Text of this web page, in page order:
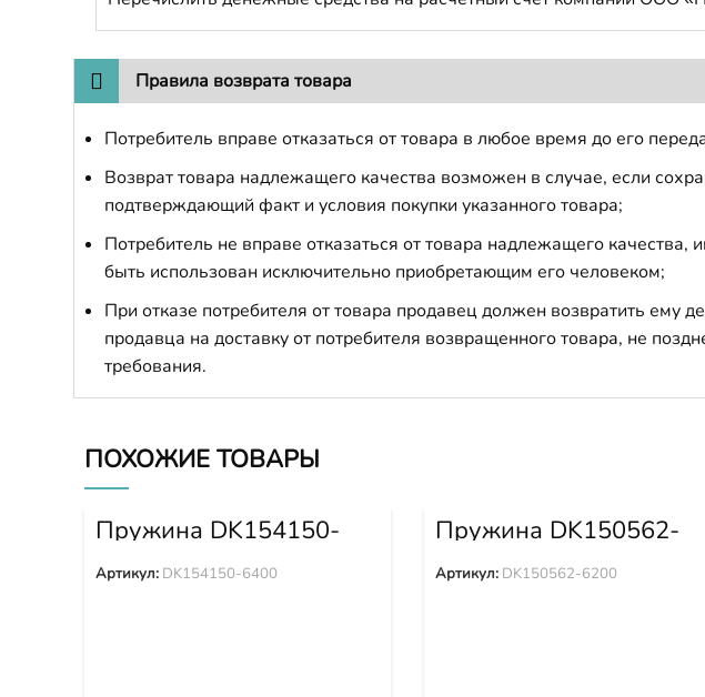
Правила возврата товара
Потребитель вправе отказаться от товара в любое время до его
Возврат товара надлежащего качества возможен в случае, если
подтверждающий факт и условия покупки указанного товара;
Потребитель не вправе отказаться от товара надлежащего
быть использован исключительно приобретающим его человеком;
При отказе потребителя от товара продавец должен возвратить ему
продавца на доставку от потребителя возвращенного товара, не
требования.
ПОХОЖИЕ ТОВАРЫ
Пружина DK154150-
6400
Артикул: DK154150-6400
Пружина DK150562-
6200
Артикул: DK150562-6200